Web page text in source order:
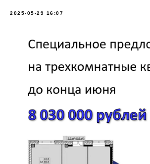
2025-05-29 16:07